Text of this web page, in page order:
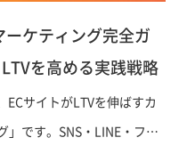
ケティング完全ガ
を高める実践戦略
サイトがLTVを伸ばすカ
」です。SNS・LINE・ファ